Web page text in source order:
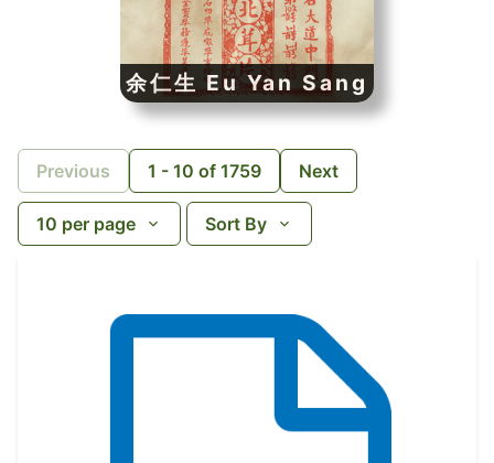
余仁生 Eu Yan Sang
Previous 1 - 10 of 1759 Next
10 per page Sort By